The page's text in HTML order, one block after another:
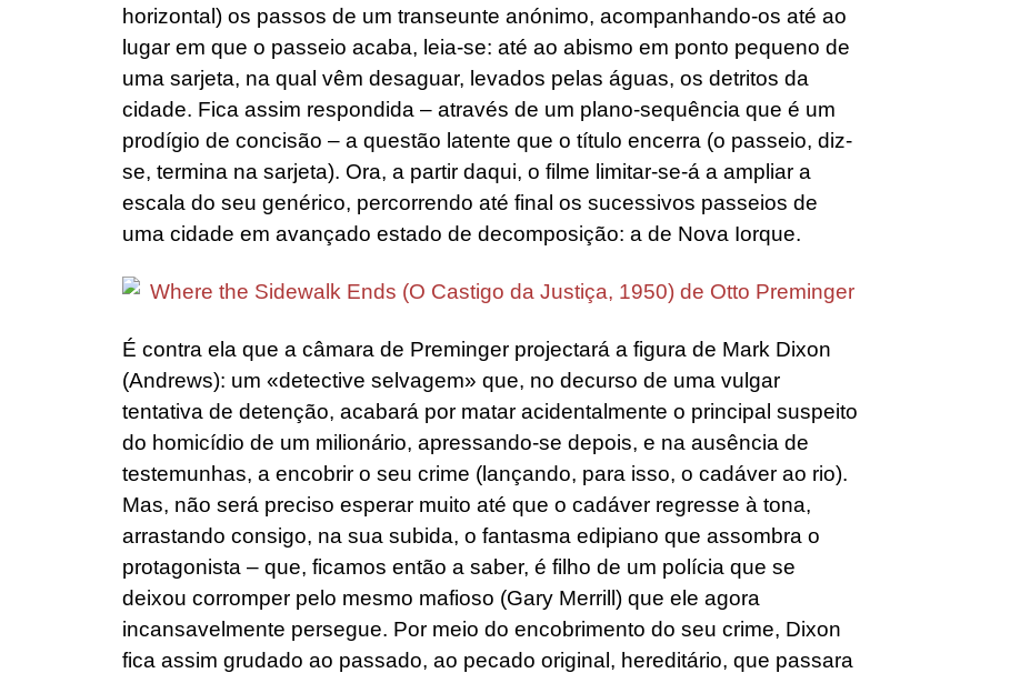
horizontal) os passos de um transeunte anónimo, acompanhando-os até ao
lugar em que o passeio acaba, leia-se: até ao abismo em ponto pequeno de
uma sarjeta, na qual vêm desaguar, levados pelas águas, os detritos da
cidade. Fica assim respondida – através de um plano-sequência que é um
prodígio de concisão – a questão latente que o título encerra (o passeio, diz-
se, termina na sarjeta). Ora, a partir daqui, o filme limitar-se-á a ampliar a
escala do seu genérico, percorrendo até final os sucessivos passeios de
uma cidade em avançado estado de decomposição: a de Nova Iorque.
É contra ela que a câmara de Preminger projectará a figura de Mark Dixon
(Andrews): um «detective selvagem» que, no decurso de uma vulgar
tentativa de detenção, acabará por matar acidentalmente o principal suspeito
do homicídio de um milionário, apressando-se depois, e na ausência de
testemunhas, a encobrir o seu crime (lançando, para isso, o cadáver ao rio).
Mas, não será preciso esperar muito até que o cadáver regresse à tona,
arrastando consigo, na sua subida, o fantasma edipiano que assombra o
protagonista – que, ficamos então a saber, é filho de um polícia que se
deixou corromper pelo mesmo mafioso (Gary Merrill) que ele agora
incansavelmente persegue. Por meio do encobrimento do seu crime, Dixon
fica assim grudado ao passado, ao pecado original, hereditário, que passara